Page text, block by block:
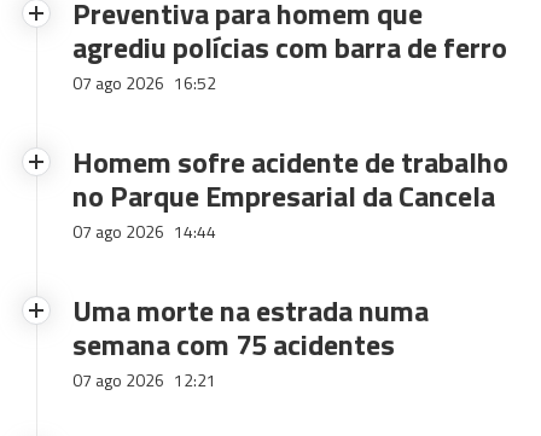
Preventiva para homem que
agrediu polícias com barra de ferro
07 ago 2026 16:52
Homem sofre acidente de trabalho
no Parque Empresarial da Cancela
07 ago 2026 14:44
Uma morte na estrada numa
semana com 75 acidentes
07 ago 2026 12:21